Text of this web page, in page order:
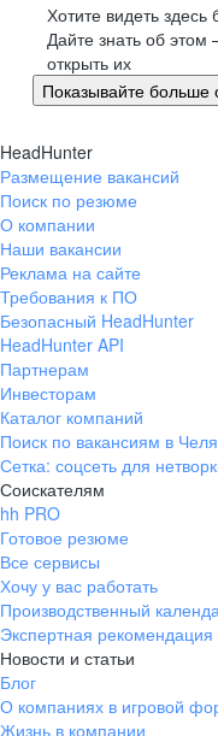
Великий Новгород
Омск
Орел
Пенза
Пермь
Петрозаводск
Псков
Ростов-на-Дону
Рязань
Самара
Саратов
Якутск
Южно-Сахалинск
Владикавказ
Смоленск
Ставрополь
Тамбов
Казань
Тверь
Томск
Кызыл
Тула
Хотите видеть
Дайте знать об
открыть их
Показывайте больше
HeadHunter
Размещение вакансий
Поиск по резюме
О компании
Наши вакансии
Реклама на сайте
Требования к ПО
Безопасный HeadHunter
HeadHunter API
Партнерам
Инвесторам
Каталог компаний
Поиск по вакансиям в
Сетка: соцсеть для
Соискателям
hh PRO
Готовое резюме
Все сервисы
Хочу у вас работать
Производственный
Экспертная рекомендация
Новости и статьи
Блог
О компаниях в игровой
Жизнь в компании